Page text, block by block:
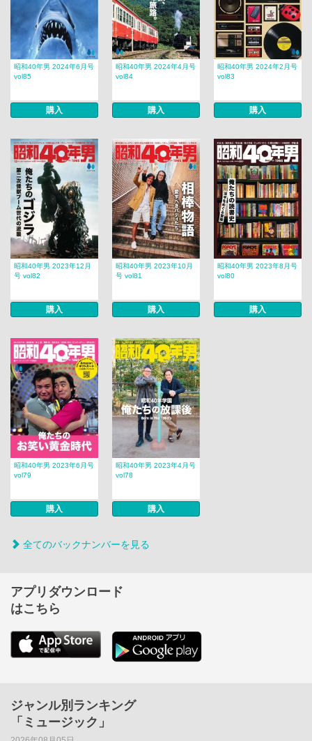
昭和40年男 2024年6月号
vol85
購入
昭和40年男 2024年4月号
vol84
購入
昭和40年男 2024年2月号
vol83
購入
昭和40年男 2023年12月
号 vol82
購入
昭和40年男 2023年10月
号 vol81
購入
昭和40年男 2023年8月号
vol80
購入
昭和40年男 2023年6月号
vol79
購入
昭和40年男 2023年4月号
vol78
購入
全てのバックナンバーを見る
アプリダウンロード
はこちら
ジャンル別ランキング
「ミュージック」